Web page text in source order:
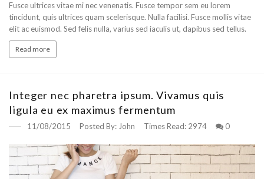
Fusce ultrices vitae mi nec venenatis. Fusce tempor sem eu lorem
tincidunt, quis ultrices quam scelerisque. Nulla facilisi. Fusce mollis vitae
elit ac euismod. Sed felis nulla, varius sed iaculis ut, dapibus sed tellus.
Read more
Integer nec pharetra ipsum. Vivamus quis
ligula eu ex maximus fermentum
11/08/2015 Posted By: John Times Read: 2974 0